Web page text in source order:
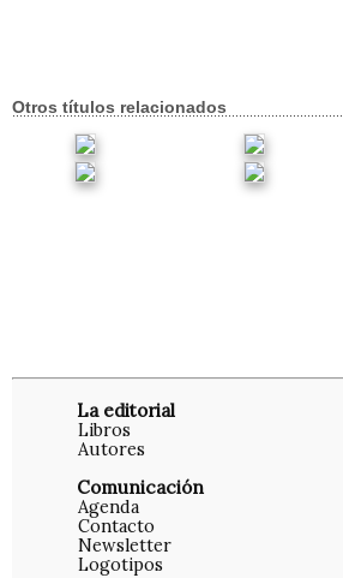
Otros títulos relacionados
La editorial
Libros
Autores
Comunicación
Agenda
Contacto
Newsletter
Logotipos